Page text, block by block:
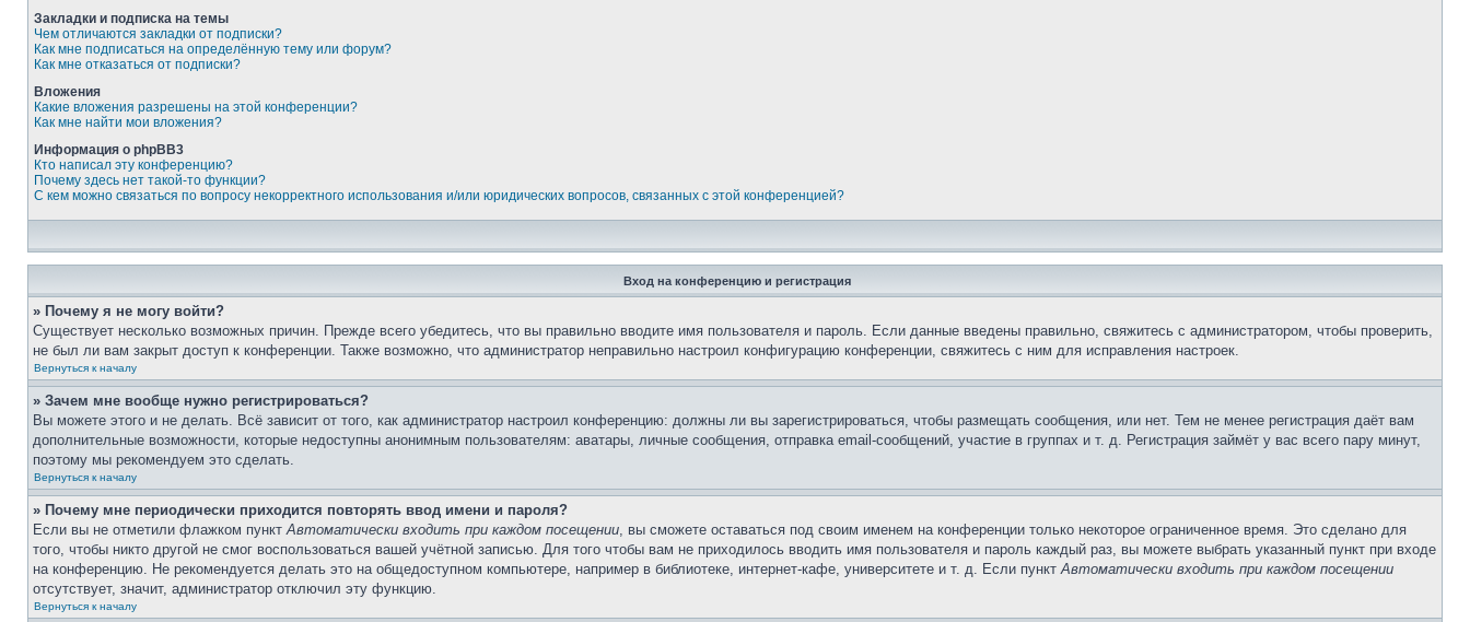
Закладки и подписка на темы
Чем отличаются закладки от подписки?
Как мне подписаться на определённую тему или форум?
Как мне отказаться от подписки?
Вложения
Какие вложения разрешены на этой конференции?
Как мне найти мои вложения?
Информация о phpBB3
Кто написал эту конференцию?
Почему здесь нет такой-то функции?
С кем можно связаться по вопросу некорректного использования и/или юридических вопросов, связанных с этой конференцией?
Вход на конференцию и регистрация
» Почему я не могу войти?
Существует несколько возможных причин. Прежде всего убедитесь, что вы правильно вводите имя пользователя и пароль. Если данные введены правильно, свяжитесь с администратором, чтобы проверить,
не был ли вам закрыт доступ к конференции. Также возможно, что администратор неправильно настроил конфигурацию конференции, свяжитесь с ним для исправления настроек.
Вернуться к началу
» Зачем мне вообще нужно регистрироваться?
Вы можете этого и не делать. Всё зависит от того, как администратор настроил конференцию: должны ли вы зарегистрироваться, чтобы размещать сообщения, или нет. Тем не менее регистрация даёт вам
дополнительные возможности, которые недоступны анонимным пользователям: аватары, личные сообщения, отправка email-сообщений, участие в группах и т. д. Регистрация займёт у вас всего пару минут,
поэтому мы рекомендуем это сделать.
Вернуться к началу
» Почему мне периодически приходится повторять ввод имени и пароля?
Если вы не отметили флажком пунктАвтоматически входить при каждом посещении, вы сможете оставаться под своим именем на конференции только некоторое ограниченное время. Это сделано для
того, чтобы никто другой не смог воспользоваться вашей учётной записью. Для того чтобы вам не приходилось вводить имя пользователя и пароль каждый раз, вы можете выбрать указанный пункт при входе
на конференцию. Не рекомендуется делать это на общедоступном компьютере, например в библиотеке, интернет-кафе, университете и т. д. Если пунктАвтоматически входить при каждом посещении
отсутствует, значит, администратор отключил эту функцию.
Вернуться к началу